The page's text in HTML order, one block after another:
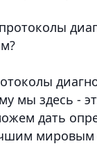
мы здесь -
дать
мировым